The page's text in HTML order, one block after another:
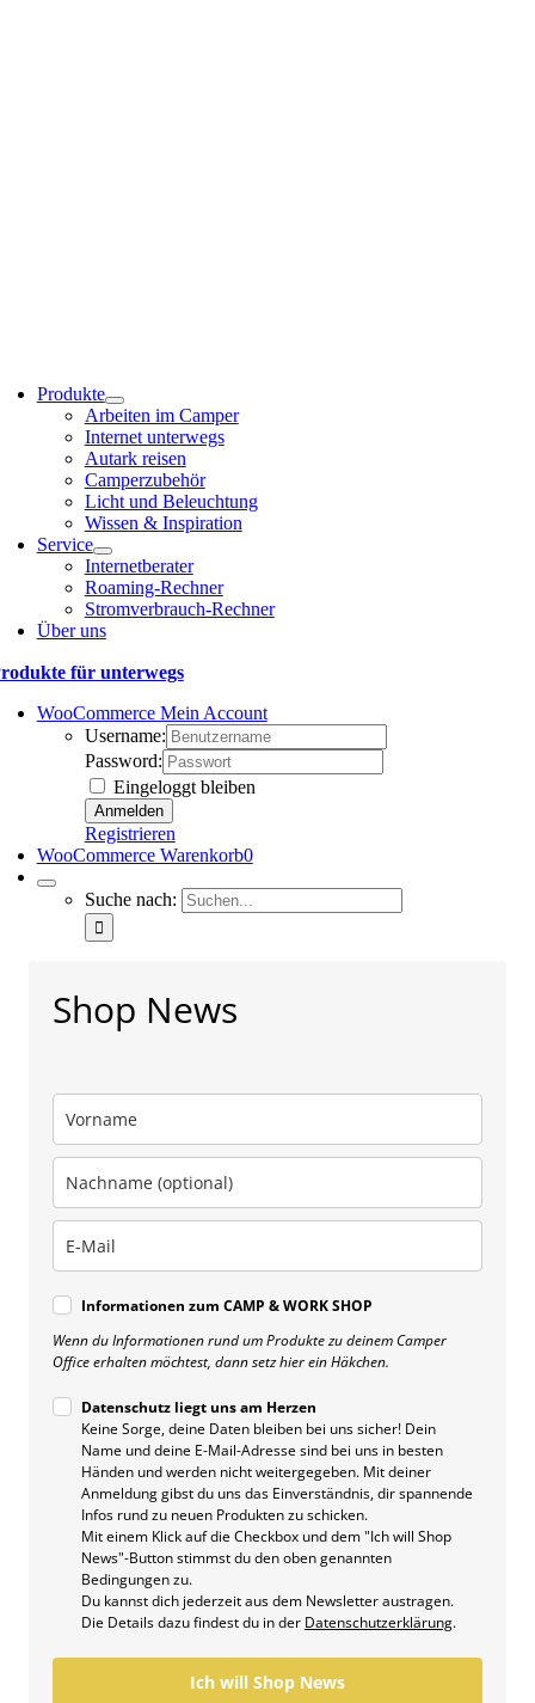
Produkte
Arbeiten im Camper
Internet unterwegs
Autark reisen
Camperzubehör
Licht und Beleuchtung
Wissen & Inspiration
Service
Internetberater
Roaming-Rechner
Stromverbrauch-Rechner
Über uns
für unterwegs
WooCommerce Mein Account
Username:
Password:
Eingeloggt bleiben
Registrieren
WooCommerce Warenkorb0
Suche nach:
Shop News
Informationen zum CAMP & WORK SHOP
Wenn du Informationen rund um Produkte zu deinem Camper
Office erhalten möchtest, dann setz hier ein Häkchen.
Datenschutz liegt uns am Herzen
Keine Sorge, deine Daten bleiben bei uns sicher! Dein
Name und deine E-Mail-Adresse sind bei uns in besten
Händen und werden nicht weitergegeben. Mit deiner
Anmeldung gibst du uns das Einverständnis, dir spannende
Infos rund zu neuen Produkten zu schicken.
Mit einem Klick auf die Checkbox und dem "Ich will Shop
News"-Button stimmst du den oben genannten
Bedingungen zu.
Du kannst dich jederzeit aus dem Newsletter austragen.
Die Details dazu findest du in der Datenschutzerklärung.
Ich will Shop News